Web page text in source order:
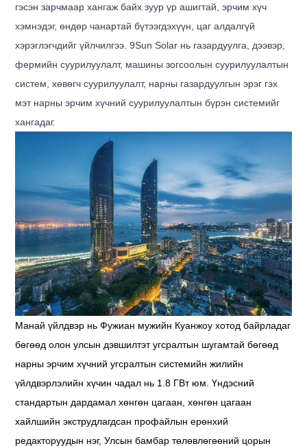
гэсэн зарчмаар хангаж байх зуурүр ашигтай, эрчим хүч
хэмнэдэг, өндөр чанартай бүтээгдэхүүн, цаг алдалгүй
хэрэглэгчдийгүйлчилгээ. 9Sun Solar нь газардуулга, дээвэр,
фермийн суурилуулалт, машины зогсоолын суурилуулалтын
систем, хөвөгч суурилуулалт, нарны газардуулгын эрэг гэх
мэт нарны эрчим хүчний суурилуулалтын бүрэн системийг
хангадаг.
Манай үйлдвэр нь Фужиан мужийн Куанжоу хотод байрладаг
бөгөөд олон улсын дэвшилтэт угсралтын шугамтай бөгөөд
нарны эрчим хүчний угсралтын системийн жилийн
үйлдвэрлэлийн хүчин чадал нь 1.8 ГВт юм. Үндэсний
стандартын дардамал хөнгөн цагаан, хөнгөн цагаан
хайлшийн экструдлагдсан профайлын ерөнхий
редакторуудын нэг, Улсын бамбар төлөвлөгөөний цорын